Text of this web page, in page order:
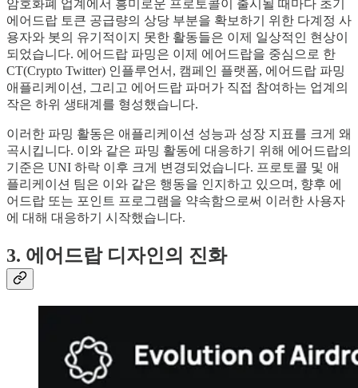
암호화폐 업계에서 흥미로운 프로토콜이 출시될 때마다 초기
에어드랍 토큰 공급량의 상당 부분을 확보하기 위한 다계정 사
용자와 봇의 유기적이지 못한 활동들은 이제 일상적인 현상이
되었습니다. 에어드랍 파밍은 이제 에어드랍을 중심으로 한
CT(Crypto Twitter) 인플루언서, 캠페인 플랫폼, 에어드랍 파밍
애플리케이션, 그리고 에어드랍 파머가 직접 참여하는 업계의
작은 하위 생태계를 형성했습니다.
이러한 파밍 활동은 애플리케이션 성능과 성장 지표를 크게 왜
곡시킵니다. 이와 같은 파밍 활동에 대응하기 위해 에어드랍의
기준은 UNI 하락 이후 크게 변경되었습니다. 프로토콜 및 애
플리케이션 팀은 이와 같은 행동을 인지하고 있으며, 향후 에
어드랍 또는 포인트 프로그램을 약속함으로써 이러한 사용자
에 대해 대응하기 시작했습니다.
3. 에어드랍 디자인의 진화